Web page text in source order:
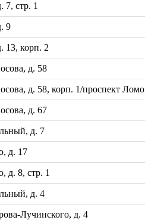
7, стр. 1
9
13, корп. 2
д. 58
д. 58, корп. 1/проспект
д. 67
д. 7
д. 17
д. 8, стр. 1
д. 4
Лучинского, д. 4